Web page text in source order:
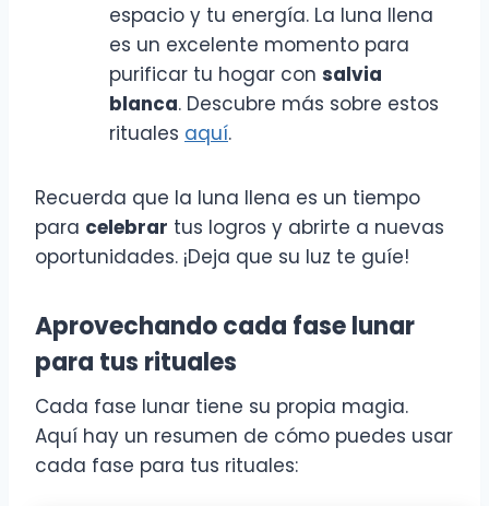
espacio y tu energía. La luna llena
es un excelente momento para
purificar tu hogar con salvia
blanca. Descubre más sobre estos
rituales aquí.
Recuerda que la luna llena es un tiempo
para celebrar tus logros y abrirte a nuevas
oportunidades. ¡Deja que su luz te guíe!
Aprovechando cada fase lunar
para tus rituales
Cada fase lunar tiene su propia magia.
Aquí hay un resumen de cómo puedes usar
cada fase para tus rituales: